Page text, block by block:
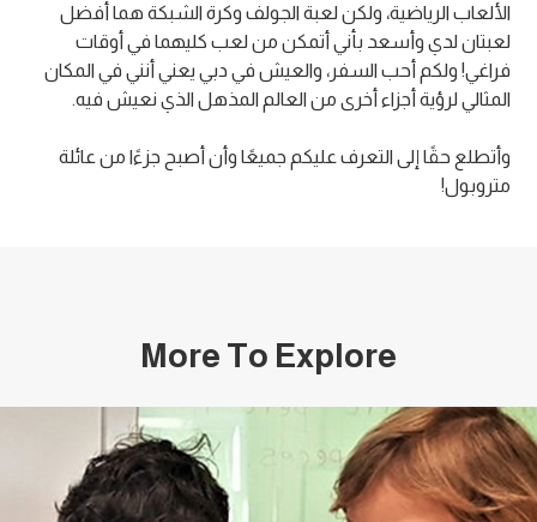
الألعاب الرياضية، ولكن لعبة الجولف وكرة الشبكة هما أفضل
لعبتان لدي وأسعد بأني أتمكن من لعب كليهما في أوقات
فراغي! ولكم أحب السفر، والعيش في دبي يعني أنني في المكان
المثالي لرؤية أجزاء أخرى من العالم المذهل الذي نعيش فيه.
وأتطلع حقًا إلى التعرف عليكم جميعًا وأن أصبح جزءًا من عائلة
متروبول!
More To Explore